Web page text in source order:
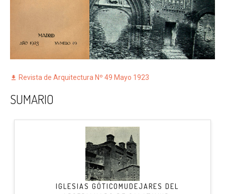
Revista de Arquitectura Nº 49 Mayo 1923
SUMARIO
IGLESIAS GÓTICOMUDEJARES DEL